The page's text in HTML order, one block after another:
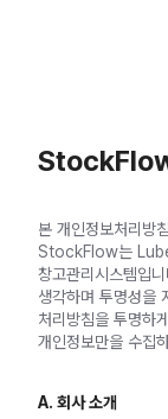
본 개인정보처리방
StockFlow는
창고관리시스템입
생각하며 투명성을
처리방침을 투명하
개인정보만을 수집
A. 회사 소개